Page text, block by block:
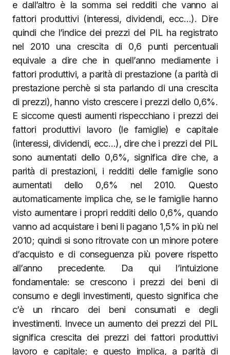
e dall’altro è la somma sei redditi che vanno ai
fattori produttivi (interessi, dividendi, ecc…). Dire
quindi che l’indice dei prezzi del PIL ha registrato
nel 2010 una crescita di 0,6 punti percentuali
equivale a dire che in quell’anno mediamente i
fattori produttivi, a parità di prestazione (a parità di
prestazione perchè si sta parlando di una crescita
di prezzi), hanno visto crescere i prezzi dello 0,6%.
E siccome questi aumenti rispecchiano i prezzi dei
fattori produttivi lavoro (le famiglie) e capitale
(interessi, dividendi, ecc…), dire che i prezzi del PIL
sono aumentati dello 0,6%, significa dire che, a
parità di prestazioni, i redditi delle famiglie sono
aumentati dello 0,6% nel 2010. Questo
automaticamente implica che, se le famiglie hanno
visto aumentare i propri redditi dello 0,6%, quando
vanno ad acquistare i beni li pagano 1,5% in più nel
2010; quindi si sono ritrovate con un minore potere
d’acquisto e di conseguenza più povere rispetto
all’anno precedente. Da qui l’intuizione
fondamentale: se crescono i prezzi dei beni di
consumo e degli investimenti, questo significa che
c’è un rincaro dei beni consumati e degli
investimenti. Invece un aumento dei prezzi del PIL
significa crescita dei prezzi dei fattori produttivi
lavoro e capitale; e questo implica, a parità di